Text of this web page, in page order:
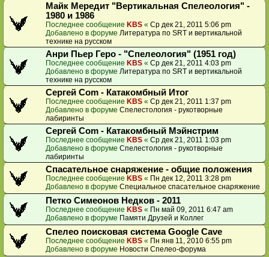
Майк Мередит "Вертикальная Спелеология" -
1980 и 1986
Последнее сообщение KBS « Ср дек 21, 2011 5:06 pm
Добавлено в форуме Литература по SRT и вертикальной
технике на русском
Анри Пьер Геро - "Спелеология" (1951 год)
Последнее сообщение KBS « Ср дек 21, 2011 4:03 pm
Добавлено в форуме Литература по SRT и вертикальной
технике на русском
Сергей Com - Катакомбный Итог
Последнее сообщение KBS « Ср дек 21, 2011 1:37 pm
Добавлено в форуме Спелестология - рукотворные
лабиринты
Сергей Com - Катакомбный Мэйнстрим
Последнее сообщение KBS « Ср дек 21, 2011 1:03 pm
Добавлено в форуме Спелестология - рукотворные
лабиринты
Спасательное снаряжение - общие положения
Последнее сообщение KBS « Пн дек 12, 2011 3:28 pm
Добавлено в форуме Специальное спасательное снаряжение
Петко Симеонов Недков - 2011
Последнее сообщение KBS « Пн май 09, 2011 6:47 am
Добавлено в форуме Памяти Друзей и Коллег
Спелео поисковая система Google Cave
Последнее сообщение KBS « Пн янв 11, 2010 6:55 pm
Добавлено в форуме Новости Спелео-форума